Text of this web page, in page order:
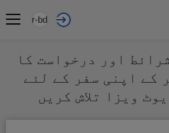
ur-bd
اور درخواست کا
کے اپنی سفر کے لئے
ویزا تلاش کریں